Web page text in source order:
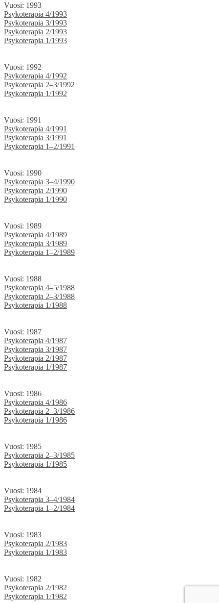
Vuosi: 1993
Psykoterapia 4/1993
Psykoterapia 3/1993
Psykoterapia 2/1993
Psykoterapia 1/1993
Vuosi: 1992
Psykoterapia 4/1992
Psykoterapia 2–3/1992
Psykoterapia 1/1992
Vuosi: 1991
Psykoterapia 4/1991
Psykoterapia 3/1991
Psykoterapia 1–2/1991
Vuosi: 1990
Psykoterapia 3–4/1990
Psykoterapia 2/1990
Psykoterapia 1/1990
Vuosi: 1989
Psykoterapia 4/1989
Psykoterapia 3/1989
Psykoterapia 1–2/1989
Vuosi: 1988
Psykoterapia 4–5/1988
Psykoterapia 2–3/1988
Psykoterapia 1/1988
Vuosi: 1987
Psykoterapia 4/1987
Psykoterapia 3/1987
Psykoterapia 2/1987
Psykoterapia 1/1987
Vuosi: 1986
Psykoterapia 4/1986
Psykoterapia 2–3/1986
Psykoterapia 1/1986
Vuosi: 1985
Psykoterapia 2–3/1985
Psykoterapia 1/1985
Vuosi: 1984
Psykoterapia 3–4/1984
Psykoterapia 1–2/1984
Vuosi: 1983
Psykoterapia 2/1983
Psykoterapia 1/1983
Vuosi: 1982
Psykoterapia 2/1982
Psykoterapia 1/1982